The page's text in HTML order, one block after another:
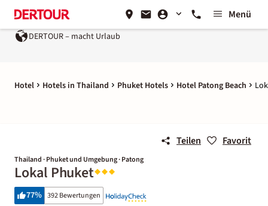
Menü
DERTOUR – macht Urlaub
Hotel Hotels in Thailand Phuket Hotels Hotel Patong Beach
Teilen Favorit
Thailand · Phuket und Umgebung · Patong
Lokal Phuket
77% 392 Bewertungen